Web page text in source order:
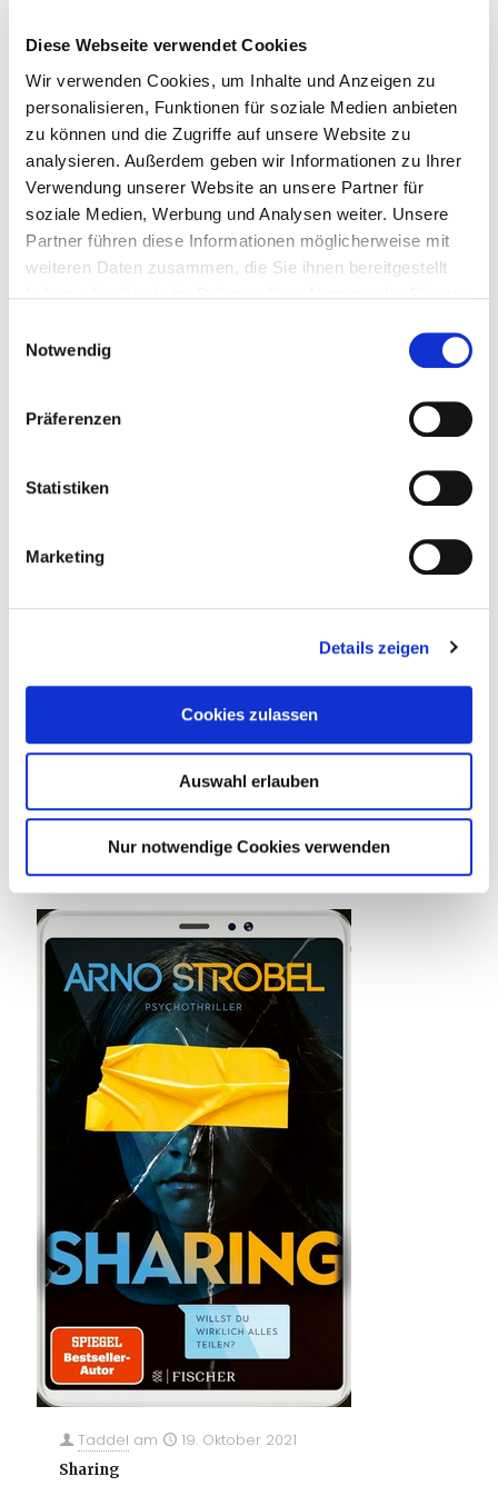
Diese Webseite verwendet Cookies
Wir verwenden Cookies, um Inhalte und Anzeigen zu
personalisieren, Funktionen für soziale Medien anbieten
zu können und die Zugriffe auf unsere Website zu
analysieren. Außerdem geben wir Informationen zu Ihrer
Verwendung unserer Website an unsere Partner für
soziale Medien, Werbung und Analysen weiter. Unsere
Partner führen diese Informationen möglicherweise mit
weiteren Daten zusammen, die Sie ihnen bereitgestellt
Notwendig
Präferenzen
Statistiken
Marketing
Details zeigen
Cookies zulassen
Auswahl erlauben
Nur notwendige Cookies verwenden
von deinem Bruder. Sein Wohnmobil-Trip sollte
0 0 Weiterlesen
Fake – Wer soll dir jetzt noch glauben?
FAKE oder FAKT? Den neuen Psycho-Thriller von Nr.1-
Bestseller-Autor Arno Strobel gibt es mit FAKE- und
mit FAKT-Cover. Beide Ausgaben sind[…]
Taddel am 19. Oktober 2021
Sharing